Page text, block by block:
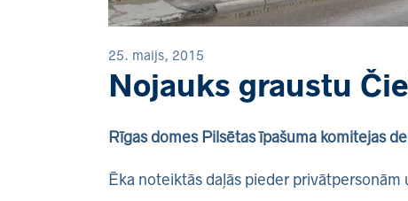
25. maijs, 2015
Nojauks graustu
Rīgas domes Pilsētas īpašuma komitejas
Ēka noteiktās daļās pieder privātpersonām